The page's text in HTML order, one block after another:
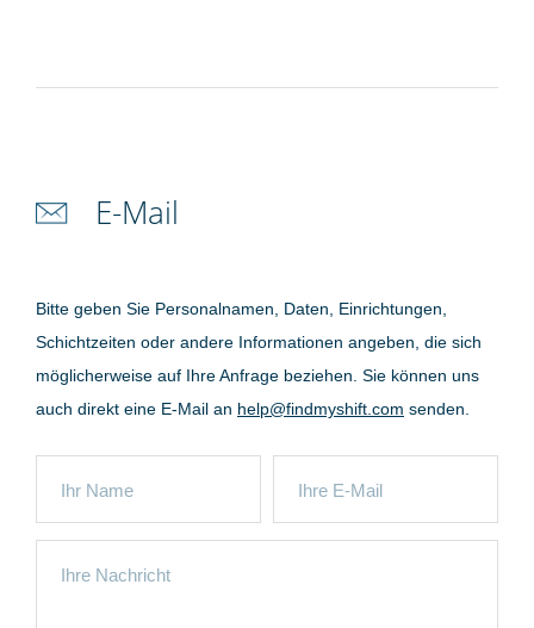
E-Mail
Bitte geben Sie Personalnamen, Daten, Einrichtungen,
Schichtzeiten oder andere Informationen angeben, die sich
möglicherweise auf Ihre Anfrage beziehen. Sie können uns
auch direkt eine E-Mail an help@findmyshift.com senden.